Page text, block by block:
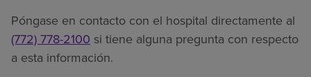
Póngase en contacto con el hospital directamente al
(772) 778-2100 si tiene alguna pregunta con respecto
a esta información.